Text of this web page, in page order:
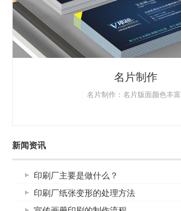
名片制作
名片制作：名片版面颜色丰富
新闻资讯
印刷厂主要是做什么？
印刷厂纸张变形的处理方法